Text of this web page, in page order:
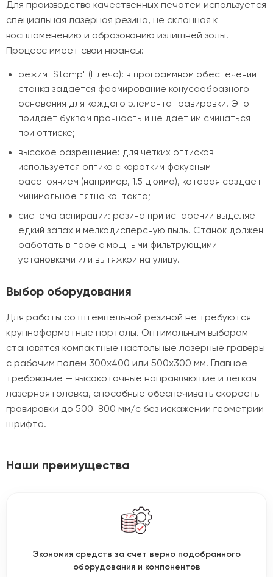
Для производства качественных печатей используется
специальная лазерная резина, не склонная к
воспламенению и образованию излишней золы.
Процесс имеет свои нюансы:
режим "Stamp" (Плечо): в программном обеспечении
станка задается формирование конусообразного
основания для каждого элемента гравировки. Это
придает буквам прочность и не дает им сминаться
при оттиске;
высокое разрешение: для четких оттисков
используется оптика с коротким фокусным
расстоянием (например, 1.5 дюйма), которая создает
минимальное пятно контакта;
система аспирации: резина при испарении выделяет
едкий запах и мелкодисперсную пыль. Станок должен
работать в паре с мощными фильтрующими
установками или вытяжкой на улицу.
Выбор оборудования
Для работы со штемпельной резиной не требуются
крупноформатные порталы. Оптимальным выбором
становятся компактные настольные лазерные граверы
с рабочим полем 300х400 или 500х300 мм. Главное
требование — высокоточные направляющие и легкая
лазерная головка, способные обеспечивать скорость
гравировки до 500-800 мм/с без искажений геометрии
шрифта.
Наши преимущества
Экономия средств за счет верно подобранного
оборудования и компонентов